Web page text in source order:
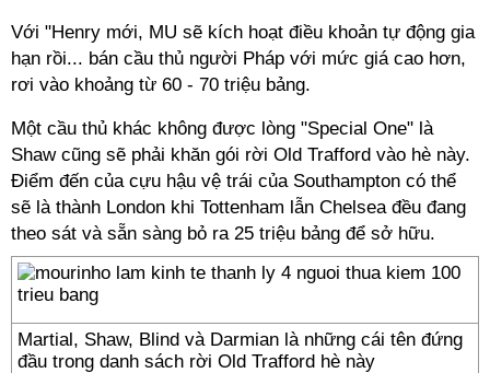
Với "Henry mới, MU sẽ kích hoạt điều khoản tự động gia
hạn rồi... bán cầu thủ người Pháp với mức giá cao hơn,
rơi vào khoảng từ 60 - 70 triệu bảng.
Một cầu thủ khác không được lòng "Special One" là
Shaw cũng sẽ phải khăn gói rời Old Trafford vào hè này.
Điểm đến của cựu hậu vệ trái của Southampton có thể
sẽ là thành London khi Tottenham lẫn Chelsea đều đang
theo sát và sẵn sàng bỏ ra 25 triệu bảng để sở hữu.
Martial, Shaw, Blind và Darmian là những cái tên đứng
đầu trong danh sách rời Old Trafford hè này